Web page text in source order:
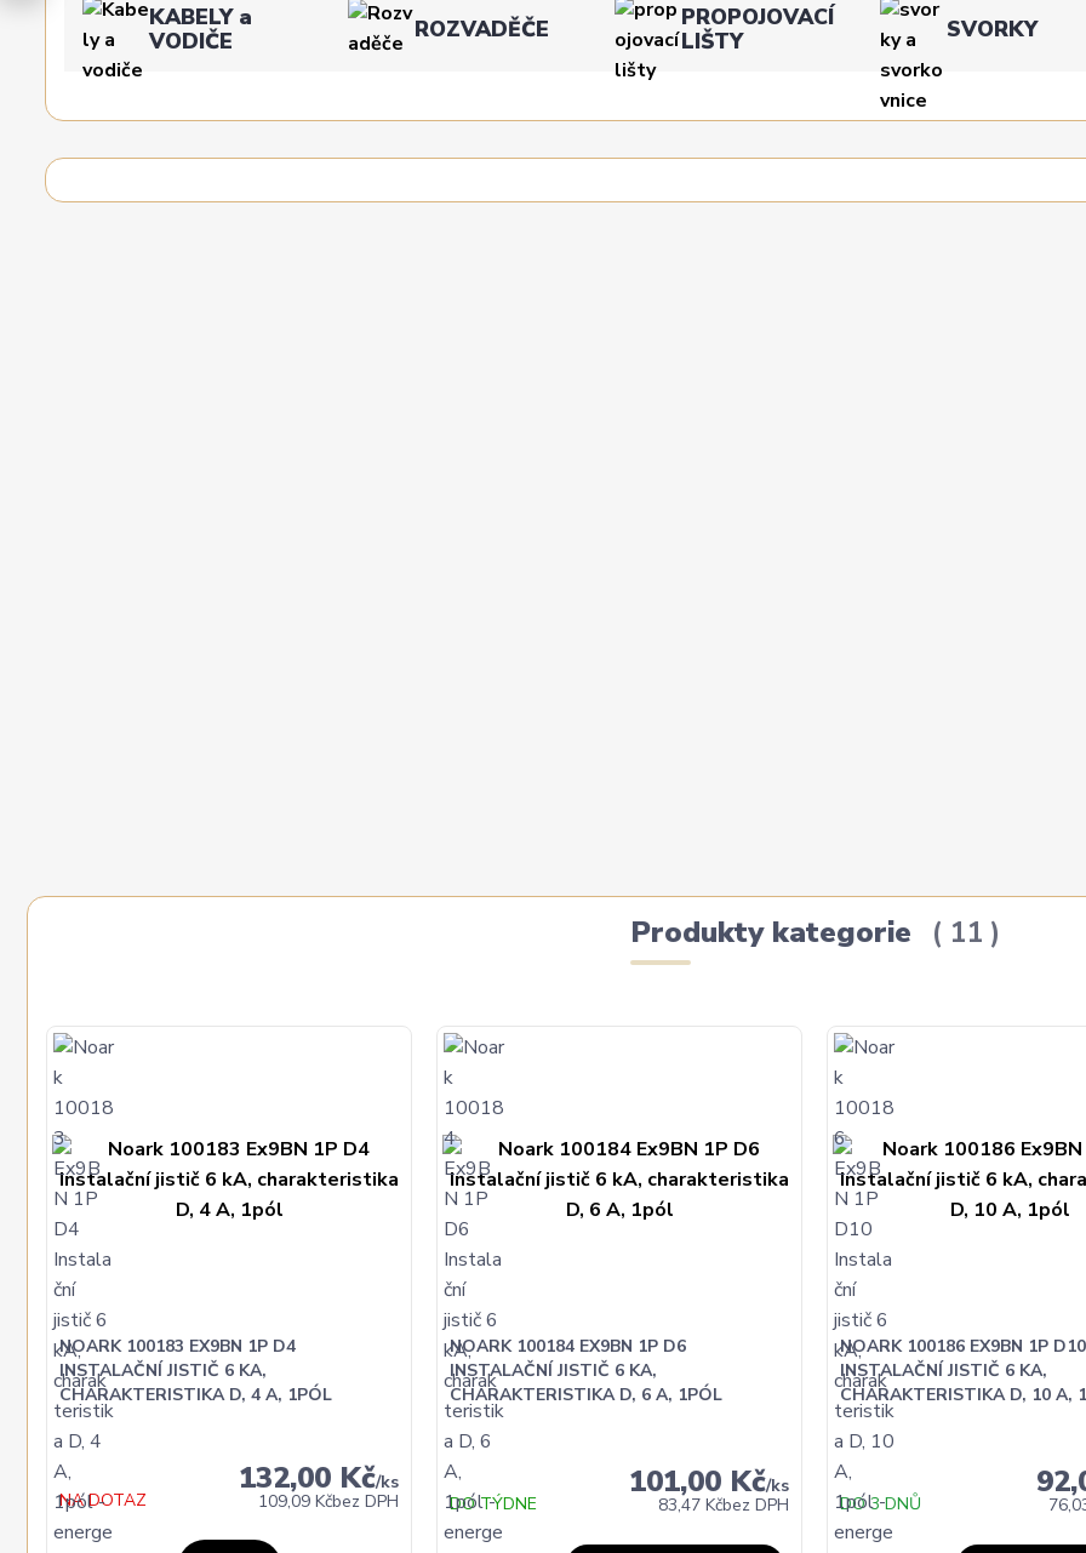
KABELY a
VODIČE
ROZVADĚČE
PROPOJOVACÍ
LIŠTY
SVORKY
Produkty kategorie 11
NOARK 100183 EX9BN 1P D4
INSTALAČNÍ JISTIČ 6 KA,
CHARAKTERISTIKA D, 4 A, 1PÓL
132,00 Kč/ks
109,09 Kčbez DPH
NA DOTAZ
NOARK 100184 EX9BN 1P D6
INSTALAČNÍ JISTIČ 6 KA,
CHARAKTERISTIKA D, 6 A, 1PÓL
101,00 Kč/ks
83,47 Kčbez DPH
DO TÝDNE
NOARK 100186 EX9BN 1P D10
INSTALAČNÍ JISTIČ 6 KA,
CHARAKTERISTIKA D, 10 A,
DO 3 DNŮ